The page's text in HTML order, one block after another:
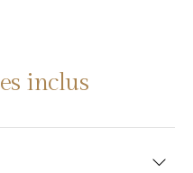
inclus